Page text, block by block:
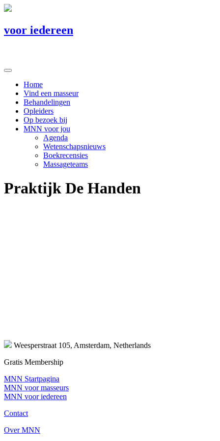
voor iedereen
Home
Vind een masseur
Behandelingen
Opleiders
Op bezoek bij
MNN voor jou
Agenda
Wetenschapsnieuws
Boekrecensies
Massageteams
Praktijk De Handen
Weesperstraat 105, Amsterdam, Netherlands
Gratis Membership
MNN Startpagina
MNN voor masseurs
MNN voor iedereen
Contact
Over MNN